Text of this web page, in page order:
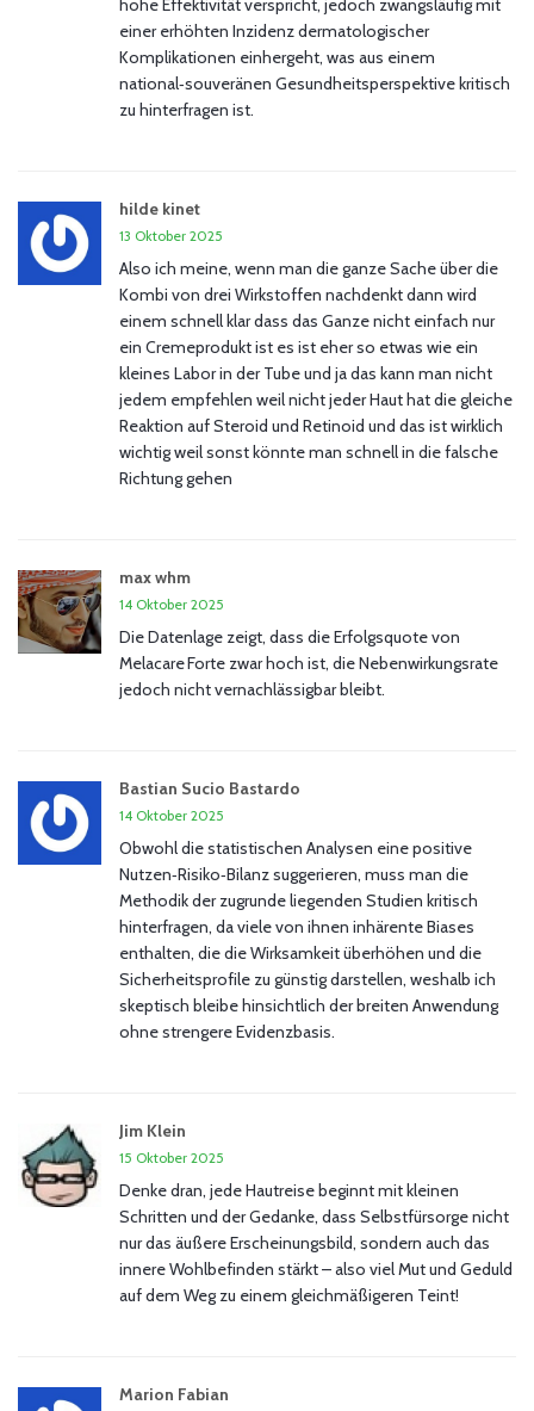
hohe Effektivität verspricht, jedoch zwangsläufig mit
einer erhöhten Inzidenz dermatologischer
Komplikationen einhergeht, was aus einem
national‑souveränen Gesundheitsperspektive kritisch
zu hinterfragen ist.
hilde kinet
13 Oktober 2025
Also ich meine, wenn man die ganze Sache über die
Kombi von drei Wirkstoffen nachdenkt dann wird
einem schnell klar dass das Ganze nicht einfach nur
ein Cremeprodukt ist es ist eher so etwas wie ein
kleines Labor in der Tube und ja das kann man nicht
jedem empfehlen weil nicht jeder Haut hat die gleiche
Reaktion auf Steroid und Retinoid und das ist wirklich
wichtig weil sonst könnte man schnell in die falsche
Richtung gehen
max whm
14 Oktober 2025
Die Datenlage zeigt, dass die Erfolgsquote von
Melacare Forte zwar hoch ist, die Nebenwirkungsrate
jedoch nicht vernachlässigbar bleibt.
Bastian Sucio Bastardo
14 Oktober 2025
Obwohl die statistischen Analysen eine positive
Nutzen‑Risiko‑Bilanz suggerieren, muss man die
Methodik der zugrunde liegenden Studien kritisch
hinterfragen, da viele von ihnen inhärente Biases
enthalten, die die Wirksamkeit überhöhen und die
Sicherheitsprofile zu günstig darstellen, weshalb ich
skeptisch bleibe hinsichtlich der breiten Anwendung
ohne strengere Evidenzbasis.
Jim Klein
15 Oktober 2025
Denke dran, jede Hautreise beginnt mit kleinen
Schritten und der Gedanke, dass Selbstfürsorge nicht
nur das äußere Erscheinungsbild, sondern auch das
innere Wohlbefinden stärkt – also viel Mut und Geduld
auf dem Weg zu einem gleichmäßigeren Teint!
Marion Fabian